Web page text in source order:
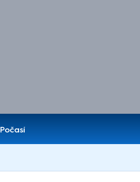
Počasí